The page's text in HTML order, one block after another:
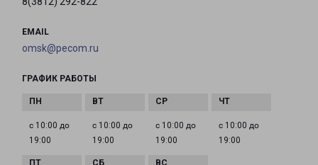
EMAIL
omsk@pecom.ru
ГРАФИК РАБОТЫ
с 10:00 до
19:00
с 10:00 до
19:00
с 10:00 до
19:00
с 10:00 до
19:00